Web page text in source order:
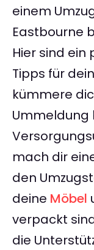
einem
Eastbourne
Hier sind
Tipps für
kümmere
Ummeldung
mach dir
den
deine Möbel
verpackt
die